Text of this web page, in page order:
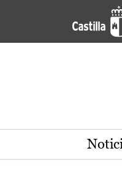
Pasar al contenido principal